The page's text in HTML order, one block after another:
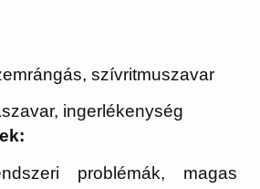
szívritmuszavar
ingerlékenység
problémák, magas